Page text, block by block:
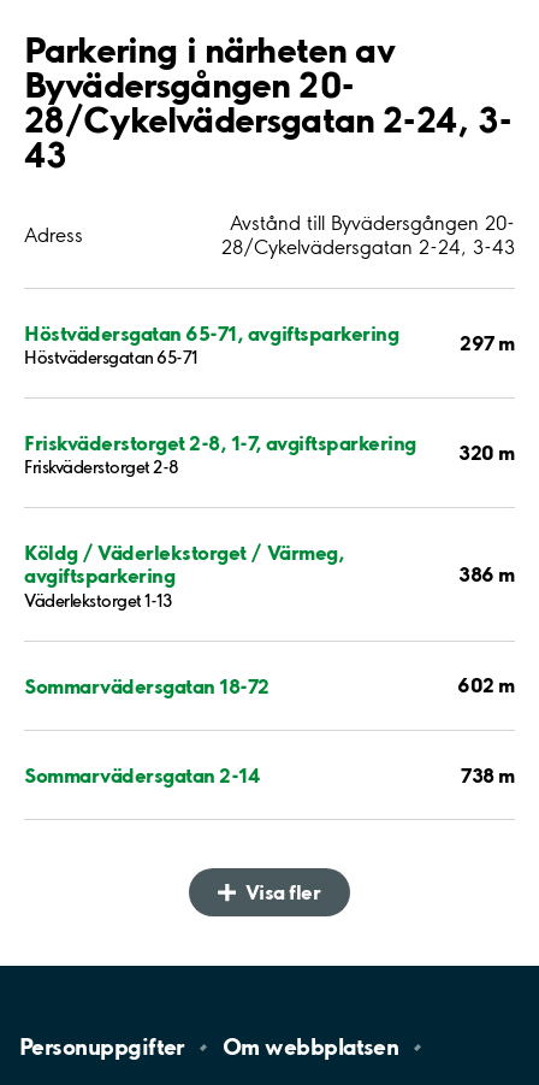
Parkering i närheten av
Byvädersgången 20-
28/Cykelvädersgatan 2-24, 3-
43
Adress
Avstånd till Byvädersgången 20-
28/Cykelvädersgatan 2-24, 3-43
Höstvädersgatan 65-71, avgiftsparkering
Höstvädersgatan 65-71
297 m
Friskväderstorget 2-8, 1-7, avgiftsparkering
Friskväderstorget 2-8
320 m
Köldg / Väderlekstorget / Värmeg,
avgiftsparkering
Väderlekstorget 1-13
386 m
Sommarvädersgatan 18-72 602 m
Sommarvädersgatan 2-14 738 m
Visa fler
Personuppgifter Omwebbplatsen